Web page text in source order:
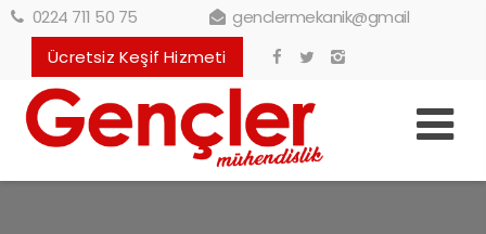
0224 711 50 75
genclermekanik@gmail
Ücretsiz Keşif Hizmeti